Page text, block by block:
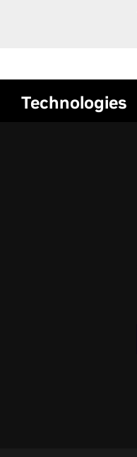
main
content
Technologies